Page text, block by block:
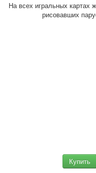
На всех игральных картах
рисовавших
Купить